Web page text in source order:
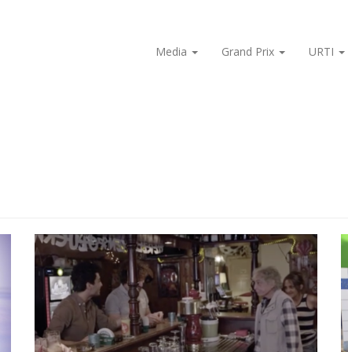
Media
Grand Prix URTI